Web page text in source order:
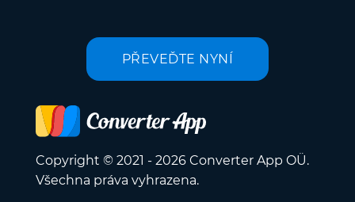
PŘEVEĎTE NYNÍ
Copyright © 2021 - 2026 Converter App OÜ.
Všechna práva vyhrazena.